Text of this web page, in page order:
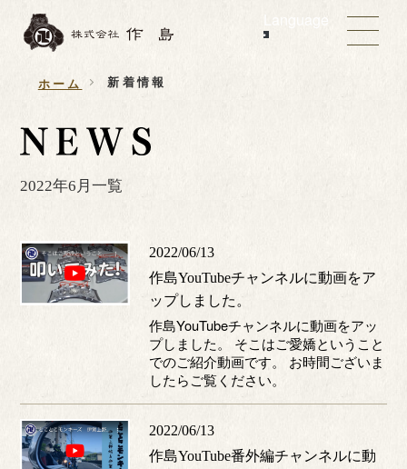
Language
ホーム 新着情報
2022年6月一覧
2022/06/13
作島YouTubeチャンネルに動画をア
ップしました。
作島YouTubeチャンネルに動画をアッ
プしました。 そこはご愛嬌ということ
でのご紹介動画です。 お時間ございま
したらご覧ください。
2022/06/13
作島YouTube番外編チャンネルに動